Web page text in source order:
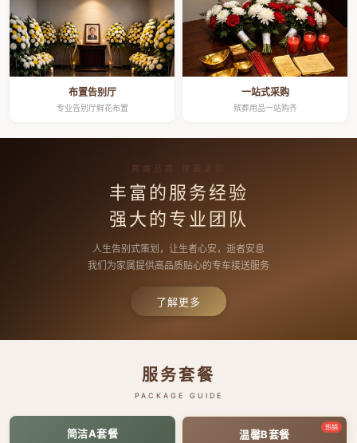
布置告别厅
专业告别厅鲜花布置
一站式采购
殡葬用品一站购齐
高端品质 按需定制
丰富的服务经验
强大的专业团队
人生告别式策划，让生者心安，逝者安息
我们为家属提供高品质贴心的专车接送服务
了解更多
服务套餐
PACKAGE GUIDE
简洁A套餐 热销
温馨B套餐